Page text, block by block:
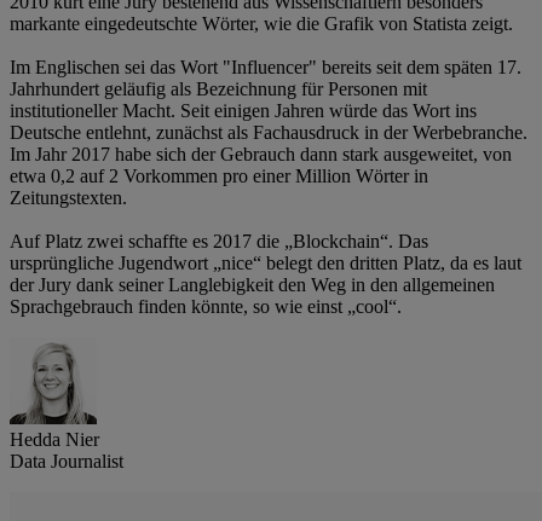
markante eingedeutschte Wörter, wie die Grafik von Statista zeigt.
Im Englischen sei das Wort "Influencer" bereits seit dem späten 17.
Jahrhundert geläufig als Bezeichnung für Personen mit
institutioneller Macht. Seit einigen Jahren würde das Wort ins
Deutsche entlehnt, zunächst als Fachausdruck in der Werbebranche.
Im Jahr 2017 habe sich der Gebrauch dann stark ausgeweitet, von
etwa 0,2 auf 2 Vorkommen pro einer Million Wörter in
Zeitungstexten.
Auf Platz zwei schaffte es 2017 die „Blockchain“. Das
ursprüngliche Jugendwort „nice“ belegt den dritten Platz, da es laut
der Jury dank seiner Langlebigkeit den Weg in den allgemeinen
Sprachgebrauch finden könnte, so wie einst „cool“.
Hedda Nier
Data Journalist